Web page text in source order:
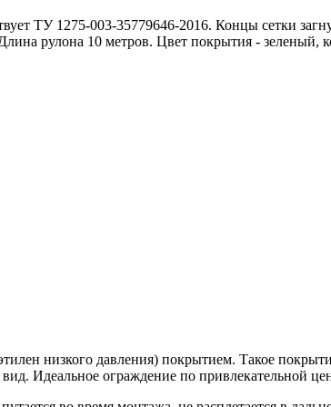
ТУ 1275-003-35779646-2016. Концы сетки
рулона 10 метров. Цвет покрытия - зеленый,
низкого давления) покрытием. Такое
Идеальное ограждение по привлекательной